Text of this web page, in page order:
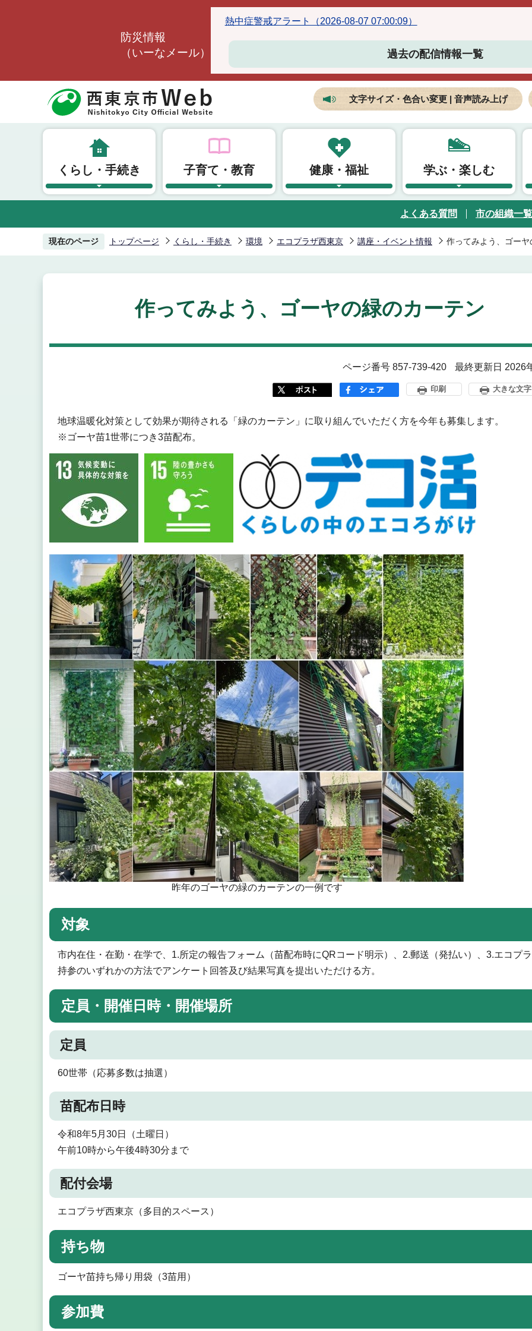
防災情報
（いーなメール）
熱中症警戒アラート（2026-08-07 07:00:09）
過去の配信情報一覧
文字サイズ・色合い変更 | 音声読み上げ
くらし・手続き 子育て・教育 健康・福祉 学ぶ・楽しむ
よくある質問 市の組織一覧
現在のページ トップページ くらし・手続き 環境 エコプラザ西東京 講座・イベント情報 作ってみよう、ゴー
作ってみよう、ゴーヤの緑のカーテン
ページ番号 857-739-420 最終更新日 2026
印刷 大きな文
地球温暖化対策として効果が期待される「緑のカーテン」に取り組んでいただく方を今年も募集します。
※ゴーヤ苗1世帯につき3苗配布。
昨年のゴーヤの緑のカーテンの一例です
対象
市内在住・在勤・在学で、1.所定の報告フォーム（苗配布時にQRコード明示）、2.郵送（発払い）、3.エコプ
持参のいずれかの方法でアンケート回答及び結果写真を提出いただける方。
定員・開催日時・開催場所
定員
60世帯（応募多数は抽選）
苗配布日時
令和8年5月30日（土曜日）
午前10時から午後4時30分まで
配付会場
エコプラザ西東京（多目的スペース）
持ち物
ゴーヤ苗持ち帰り用袋（3苗用）
参加費